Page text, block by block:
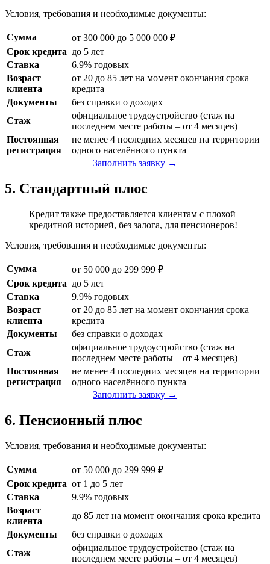
Условия, требования и необходимые документы:
Сумма
от 300 000 до 5 000 000 ₽
Срок кредита до 5 лет
Ставка
6.9% годовых
Возраст
клиента
от 20 до 85 лет на момент окончания срока
кредита
Документы
без справки о доходах
Стаж
официальное трудоустройство (стаж на
последнем месте работы – от 4 месяцев)
Постоянная
регистрация
не менее 4 последних месяцев на территории
одного населённого пункта
Заполнить заявку →
5. Стандартный плюс
Кредит также предоставляется клиентам с плохой
кредитной историей, без залога, для пенсионеров!
Условия, требования и необходимые документы:
Сумма
от 50 000 до 299 999 ₽
Срок кредита до 5 лет
Ставка
9.9% годовых
Возраст
клиента
от 20 до 85 лет на момент окончания срока
кредита
Документы
без справки о доходах
Стаж
официальное трудоустройство (стаж на
последнем месте работы – от 4 месяцев)
Постоянная
регистрация
не менее 4 последних месяцев на территории
одного населённого пункта
Заполнить заявку →
6. Пенсионный плюс
Условия, требования и необходимые документы:
Сумма
от 50 000 до 299 999 ₽
Срок кредита от 1 до 5 лет
Ставка
9.9% годовых
Возраст
клиента
до 85 лет на момент окончания срока кредита
Документы
без справки о доходах
Стаж
официальное трудоустройство (стаж на
последнем месте работы – от 4 месяцев)